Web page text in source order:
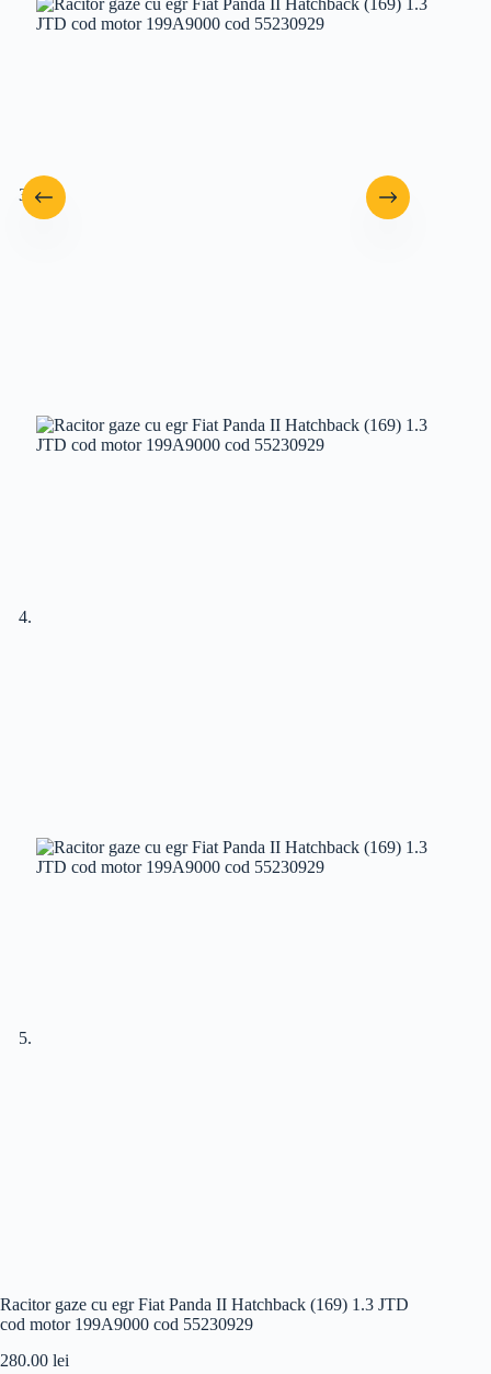
Racitor gaze cu egr Fiat Panda II Hatchback (169) 1.3 JTD
cod motor 199A9000 cod 55230929
280.00 lei